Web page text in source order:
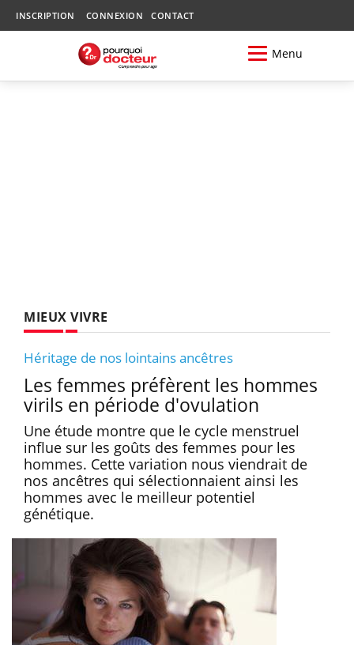
INSCRIPTION CONNEXION CONTACT
Menu
MIEUX VIVRE
Héritage de nos lointains ancêtres
Les femmes préfèrent les hommes
virils en période d'ovulation
Une étude montre que le cycle menstruel
influe sur les goûts des femmes pour les
hommes. Cette variation nous viendrait de
nos ancêtres qui sélectionnaient ainsi les
hommes avec le meilleur potentiel
génétique.